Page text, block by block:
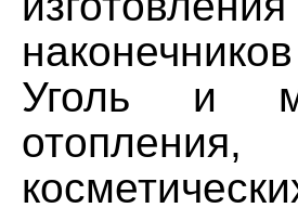
Уголь и